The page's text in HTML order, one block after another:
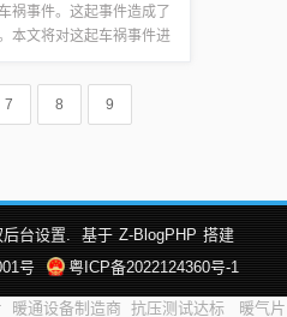
祸事件。这起事件造成了
本文将对这起车祸事件进
的深入分析，旨在提高公
免类似事件的再次发...
7 8 9
后台设置. 基于 Z-BlogPHP 搭建
号
粤ICP备2022124360号-1
暖通设备制造商 抗压测试达标 暖气片